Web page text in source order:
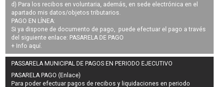
d) Para los recibos en voluntaria, además, en sede electrónica en el
apartado mis datos/objetos tributarios.
PAGO EN LÍNEA:
Si ya dispone de documento de pago, puede efectuar el pago a través
del siguiente enlace: PASARELA DE PAGO
+ Info aquí
PASSARELA MUNICIPAL DE PAGOS EN PERIODO EJECUTIVO
PASARELA PAGO (Enlace)
Para poder efectuar pagos derecibos y liquidaciones en periodo